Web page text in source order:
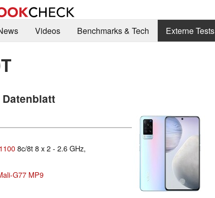
Videos Benchmarks & Tech Externe Tests
8c/8t 8 x 2 - 2.6 GHz,
G77 MP9